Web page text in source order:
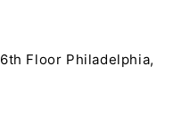
Floor Philadelphia,